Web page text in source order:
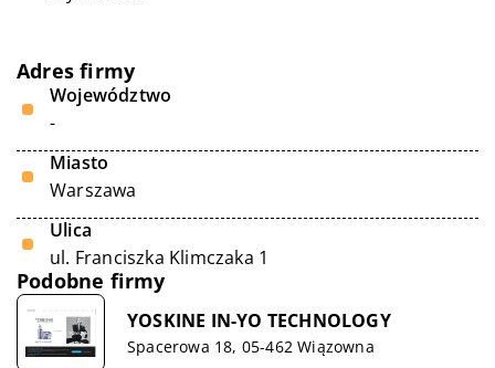
Adres firmy
Województwo
-
Miasto
Warszawa
Ulica
ul. Franciszka Klimczaka 1
Podobne firmy
YOSKINE IN-YO TECHNOLOGY
Spacerowa 18, 05-462 Wiązowna